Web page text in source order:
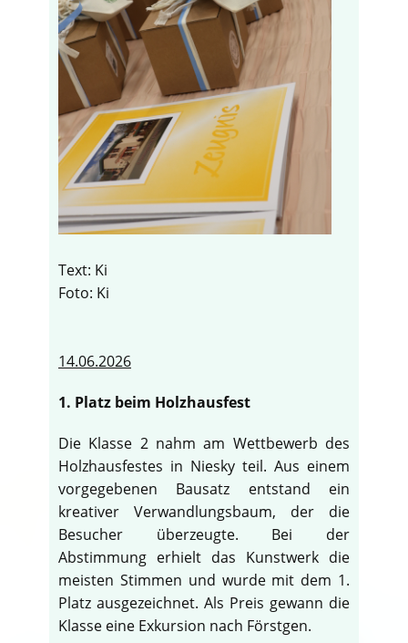
Text: Ki
Foto: Ki
14.06.2026
1. Platz beim Holzhausfest
Die Klasse 2 nahm am Wettbewerb des
Holzhausfestes in Niesky teil. Aus einem
vorgegebenen Bausatz entstand ein
kreativer Verwandlungsbaum, der die
Besucher überzeugte. Bei der
Abstimmung erhielt das Kunstwerk die
meisten Stimmen und wurde mit dem 1.
Platz ausgezeichnet. Als Preis gewann die
Klasse eine Exkursion nach Förstgen.